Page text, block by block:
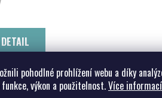
pohodlné prohlížení webu a díky
výkon a použitelnost.Více informací
DETAIL